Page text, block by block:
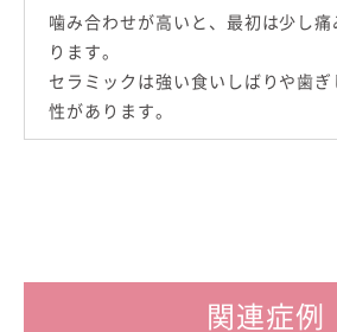
噛み合わせが高いと、最初は少し
ります。
セラミックは強い食いしばりや歯
性があります。
関連症例